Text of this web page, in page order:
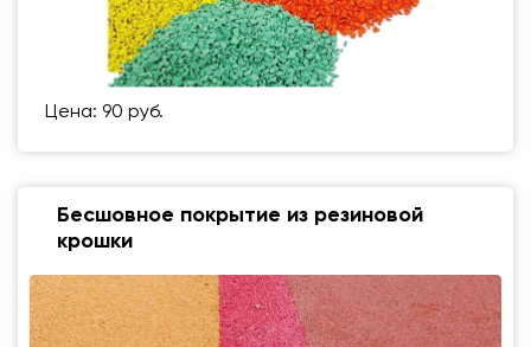
Цена: 90 руб.
Бесшовное покрытие из резиновой
крошки